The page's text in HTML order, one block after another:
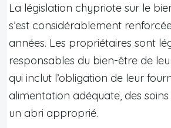
La législation chypriote sur le
s’est considérablement
années. Les propriétaires sont
responsables du bien-être de
qui inclut l’obligation de leur
alimentation adéquate, des
un abri approprié.